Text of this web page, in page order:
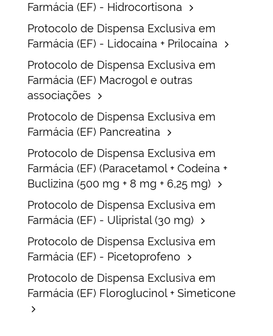
Farmácia (EF) - Hidrocortisona
Protocolo de Dispensa Exclusiva em
Farmácia (EF) - Lidocaína + Prilocaína
Protocolo de Dispensa Exclusiva em
Farmácia (EF) Macrogol e outras
associações
Protocolo de Dispensa Exclusiva em
Farmácia (EF) Pancreatina
Protocolo de Dispensa Exclusiva em
Farmácia (EF) (Paracetamol + Codeína +
Buclizina (500 mg + 8 mg + 6,25 mg)
Protocolo de Dispensa Exclusiva em
Farmácia (EF) - Ulipristal (30 mg)
Protocolo de Dispensa Exclusiva em
Farmácia (EF) - Picetoprofeno
Protocolo de Dispensa Exclusiva em
Farmácia (EF) Floroglucinol + Simeticone